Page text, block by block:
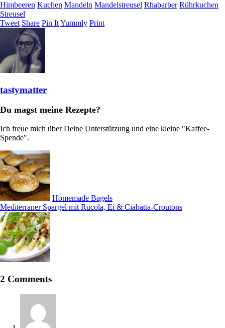
Himbeeren Kuchen Mandeln Mandelstreusel Rhabarber Rührkuchen
Streusel
Tweet Share Pin ItYummly Print
tastymatter
Du magst meine Rezepte?
Ich freue mich über Deine Unterstützung und eine kleine "Kaffee-
Spende".
Homemade Bagels
Mediterraner Spargel mit Rucola, Ei & Ciabatta-Croutons
2 Comments